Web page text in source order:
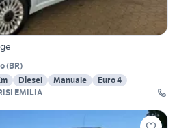
(BR)
Diesel Manuale
Euro 4
EMILIA